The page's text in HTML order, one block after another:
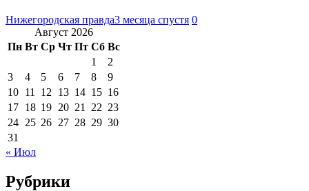
Нижегородская правда3 месяца спустя 0
Август 2026
Пн Вт Ср Чт Пт Сб Вс
1
2
3
4 5 6 7 8
9
10 11 12 13 14 15 16
17 18 19 20 21 22 23
24 25 26 27 28 29 30
31
« Июл
Рубрики